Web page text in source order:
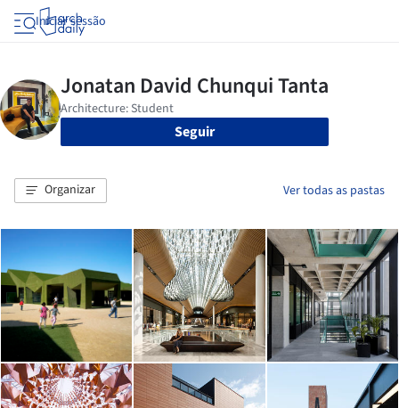
Iniciar sessão
Seguir
Organizar Ver todas as pastas